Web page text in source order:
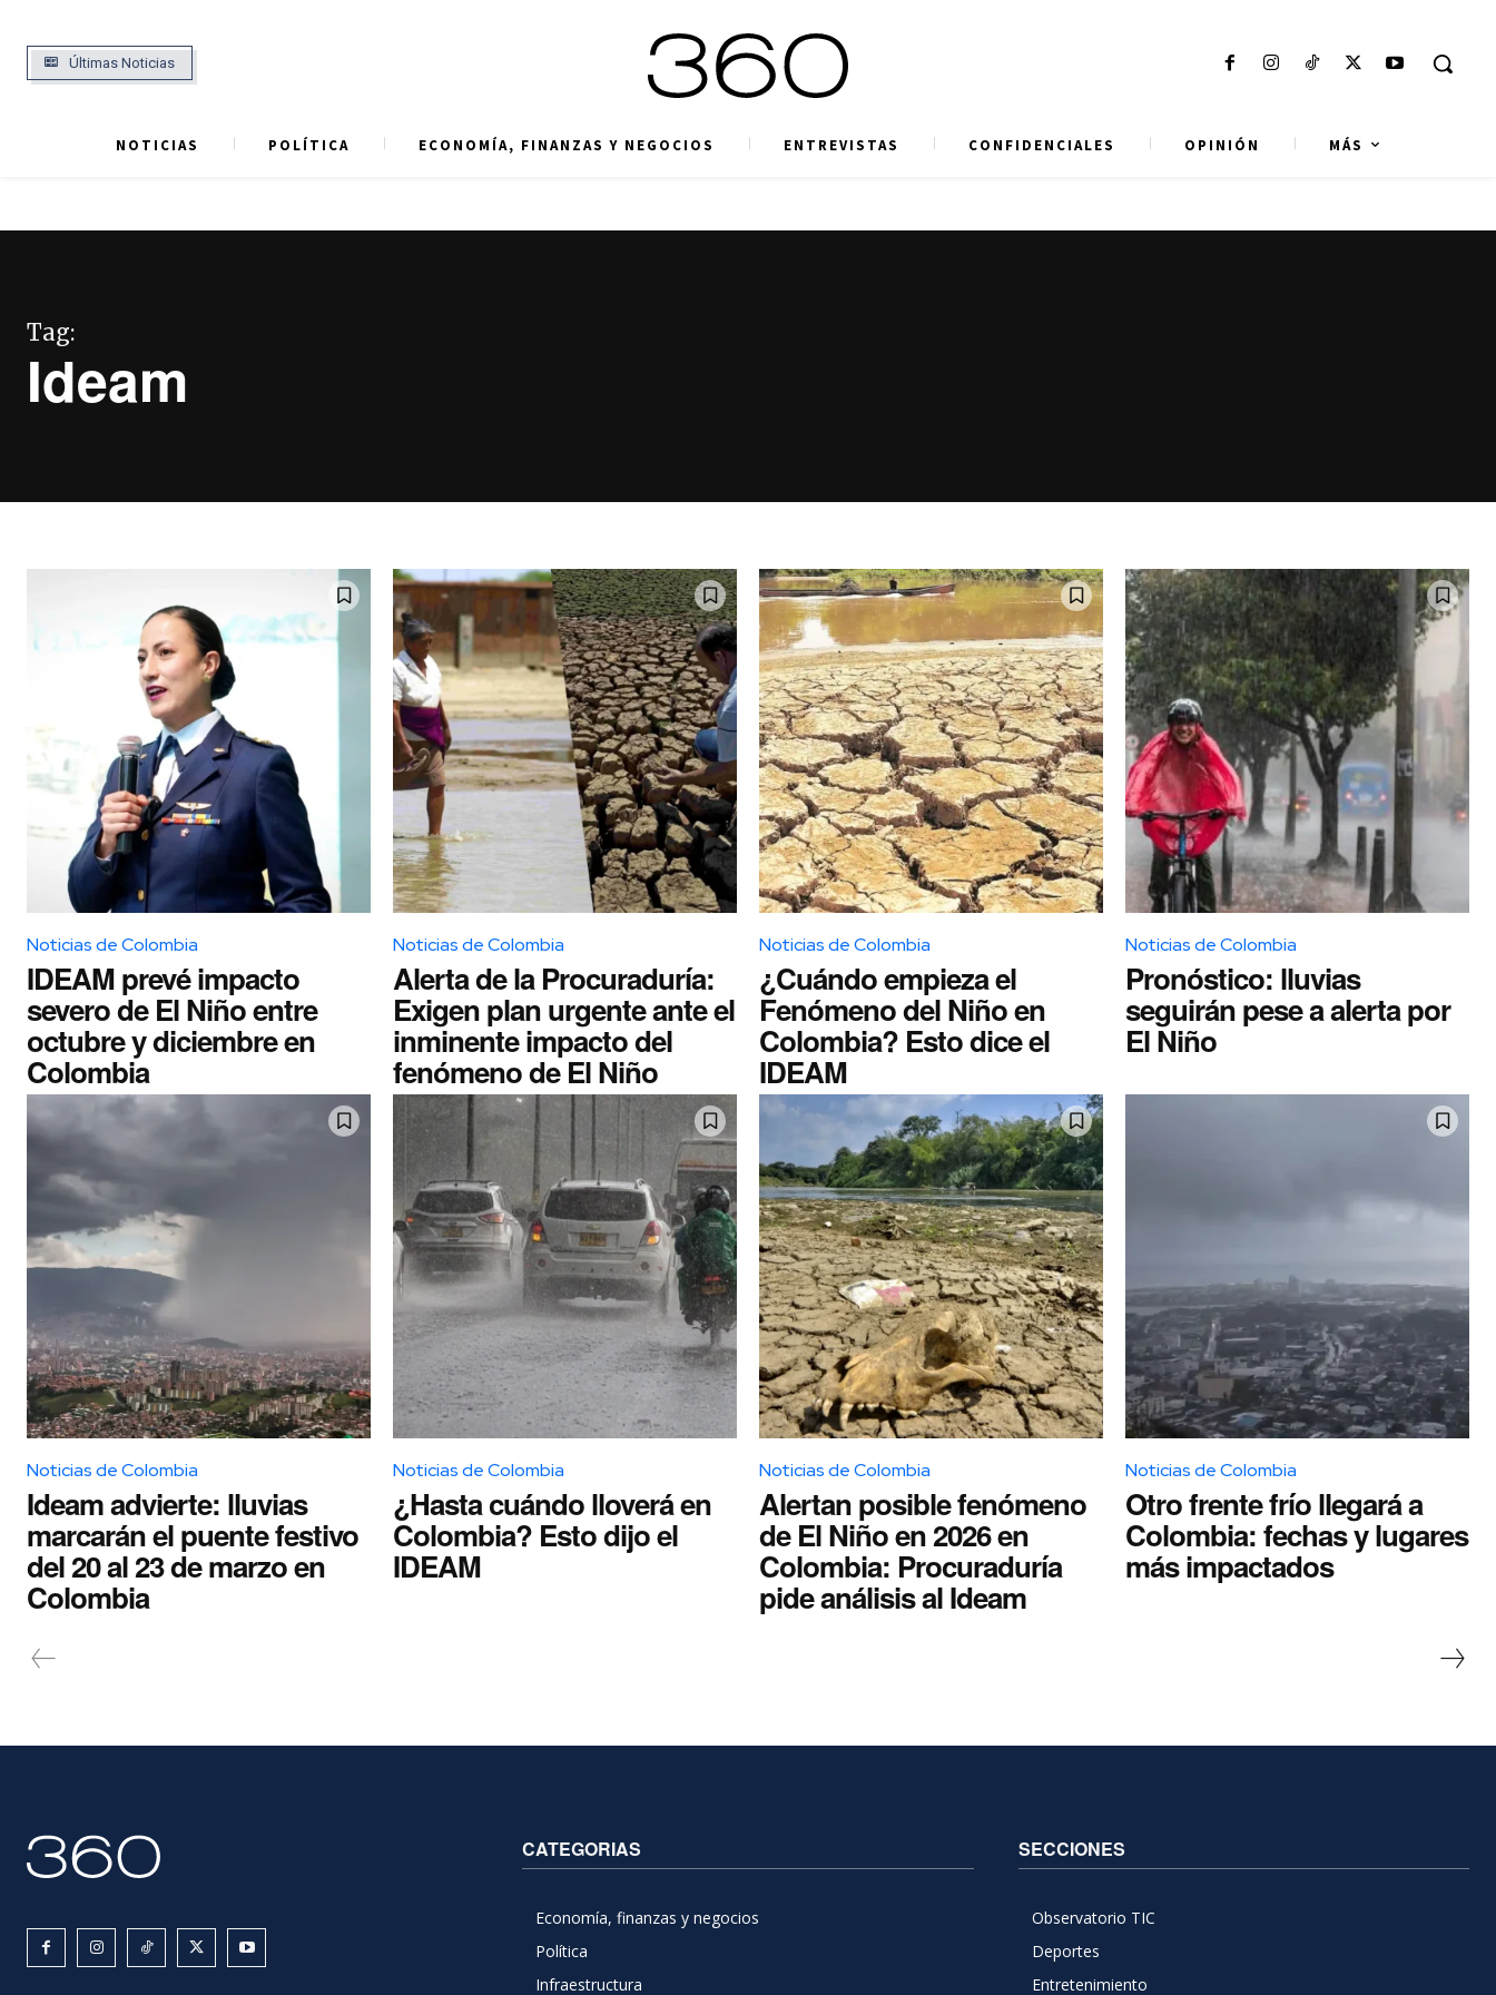
Últimas Noticias
NOTICIAS POLÍTICA ECONOMÍA, FINANZAS Y NEGOCIOS ENTREVISTAS CONFIDENCIALES OPINIÓN MÁS
Tag:
Ideam
Noticias de Colombia
IDEAM prevé impacto
severo de El Niño entre
octubre y diciembre en
Colombia
Noticias de Colombia
Alerta de la Procuraduría:
Exigen plan urgente ante el
inminente impacto del
fenómeno de El Niño
Noticias de Colombia
¿Cuándo empieza el
Fenómeno del Niño en
Colombia? Esto dice el
IDEAM
Noticias de Colombia
Pronóstico: lluvias
seguirán pese a alerta por
El Niño
Noticias de Colombia
Ideam advierte: lluvias
marcarán el puente festivo
del 20 al 23 de marzo en
Colombia
Noticias de Colombia
¿Hasta cuándo lloverá en
Colombia? Esto dijo el
IDEAM
Noticias de Colombia
Alertan posible fenómeno
de El Niño en 2026 en
Colombia: Procuraduría
pide análisis al Ideam
Noticias de Colombia
Otro frente frío llegará a
Colombia: fechas y lugares
más impactados
CATEGORIAS
Economía, finanzas y negocios
Política
Infraestructura
SECCIONES
Observatorio TIC
Deportes
Entretenimiento